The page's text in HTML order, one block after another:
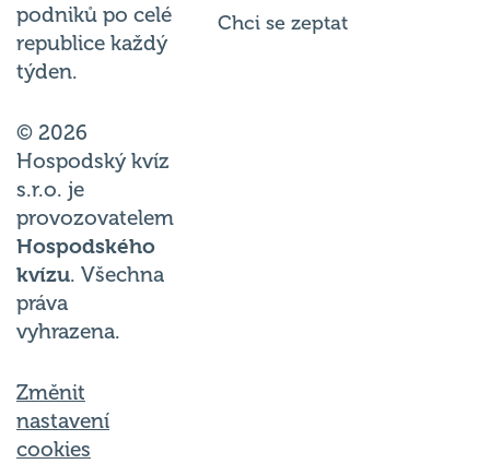
podniků po celé
republice každý
týden.
© 2026
Hospodský kvíz
s.r.o. je
provozovatelem
Hospodského
kvízu. Všechna
práva
vyhrazena.
Změnit
nastavení
cookies
Chci se zeptat